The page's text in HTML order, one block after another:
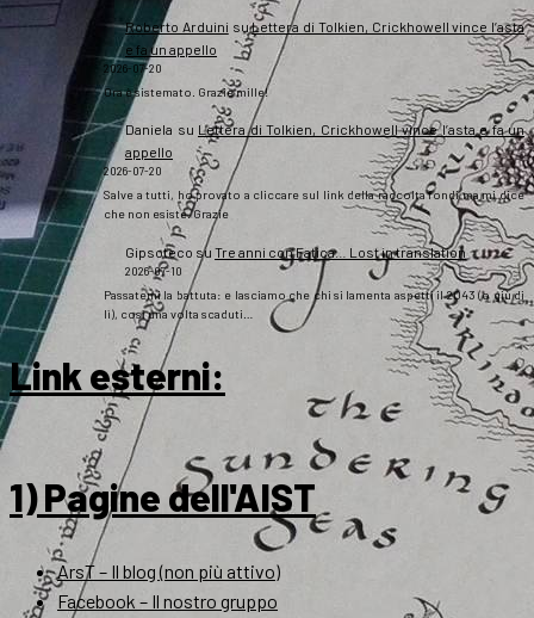
Roberto Arduini suLettera di Tolkien, Crickhowell vince l’asta
e fa un appello
2026-07-20
Ora è sistemato. Grazie mille!
Daniela su Lettera di Tolkien, Crickhowell vince l’asta e fa un
appello
2026-07-20
Salve a tutti, ho provato a cliccare sul link della raccolta fondi ma mi dice
che non esiste. Grazie
Gipsoteco su Tre anni con Fatica… Lost in translation
2026-07-10
Passatemi la battuta: e lasciamo che chi si lamenta aspetti il 2043 (o giù di
lì), così una volta scaduti…
Link esterni:
1) Pagine dell'AIST
ArsT – Il blog (non più attivo)
Facebook – Il nostro gruppo